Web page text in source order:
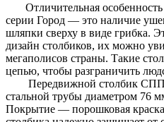
Отличительная
серии Город — это наличие
шляпки сверху в виде грибка.
дизайн столбиков, их можно
мегаполисов страны. Такие
цепью, чтобы разграничить
Передвижной столбик СПП-
стальной трубы диаметром 76
Покрытие — порошковая